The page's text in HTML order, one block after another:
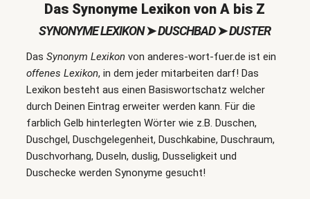
Das Synonyme Lexikon von A bis Z
SYNONYME LEXIKON➤DUSCHBAD➤DUSTER
Das Synonym Lexikonvon anderes-wort-fuer.de ist ein
offenes Lexikon, in dem jeder mitarbeiten darf! Das
Lexikon besteht aus einen Basiswortschatz welcher
durch Deinen Eintrag erweiter werden kann. Für die
farblich Gelb hinterlegten Wörter wie z.B. Duschen,
Duschgel, Duschgelegenheit, Duschkabine, Duschraum,
Duschvorhang, Duseln, duslig, Dusseligkeit und
Duschecke werden Synonyme gesucht!